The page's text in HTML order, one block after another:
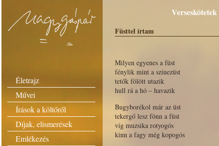
Életrajz
Művei
Írások a költőről
Díjak, elismerések
Emlékezés
Füsttel írtam
Milyen egyenes a füst
fénylik mint a színezüst
tetők fölött utazik
hull rá a hó – havazik
Bugyborékol már az üst
tekergő lesz fönn a füst
víg muzsika rotyogós
kinn a fagy még kopogós